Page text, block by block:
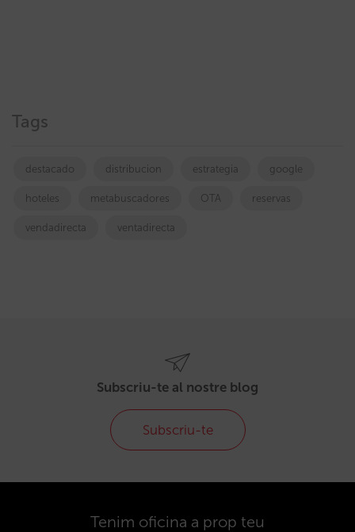
Tags
destacado distribucion estrategia google
hoteles metabuscadores OTA reservas
vendadirecta ventadirecta
Subscriu-te al nostre blog
Subscriu-te
Tenim oficina a prop teu